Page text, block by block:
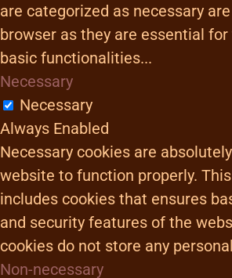
are categorized as necessary
browser as they are essential
basic functionalities...
Necessary
Necessary
Always Enabled
Necessary cookies are
website to function properly.
includes cookies that ensures
and security features of the
cookies do not store any
Non-necessary